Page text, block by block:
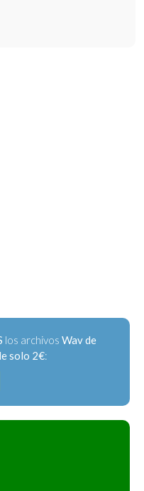
los archivos Wav de
solo 2€: